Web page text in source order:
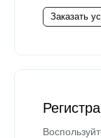
Заказать